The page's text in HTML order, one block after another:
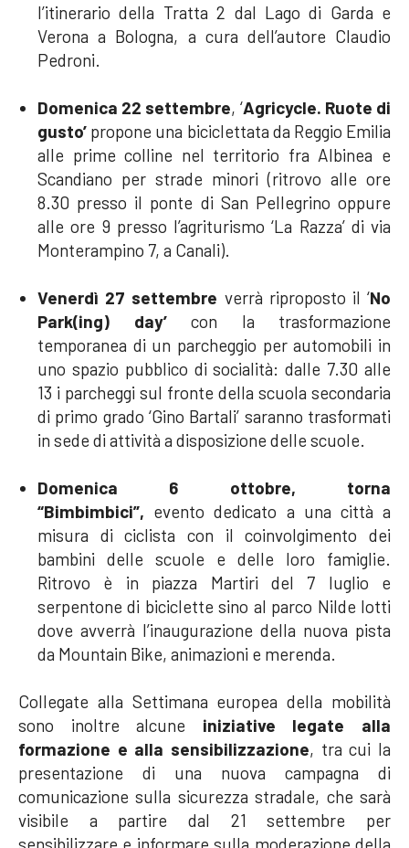
l’itinerario della Tratta 2 dal Lago di Garda e
Verona a Bologna, a cura dell’autore Claudio
Pedroni.
Domenica 22 settembre, ‘Agricycle. Ruote di
gusto’ propone una biciclettata da Reggio Emilia
alle prime colline nel territorio fra Albinea e
Scandiano per strade minori (ritrovo alle ore
8.30 presso il ponte di San Pellegrino oppure
alle ore 9 presso l’agriturismo ‘La Razza’ di via
Monterampino 7, a Canali).
Venerdì 27 settembre verrà riproposto il ‘No
Park(ing) day’ con la trasformazione
temporanea di un parcheggio per automobili in
uno spazio pubblico di socialità: dalle 7.30 alle
13 i parcheggi sul fronte della scuola secondaria
di primo grado ‘Gino Bartali’ saranno trasformati
in sede di attività a disposizione delle scuole.
Domenica 6 ottobre, torna
“Bimbimbici”, evento dedicato a una città a
misura di ciclista con il coinvolgimento dei
bambini delle scuole e delle loro famiglie.
Ritrovo è in piazza Martiri del 7 luglio e
serpentone di biciclette sino al parco Nilde Iotti
dove avverrà l’inaugurazione della nuova pista
da Mountain Bike, animazioni e merenda.
Collegate alla Settimana europea della mobilità
sono inoltre alcune iniziative legate alla
formazione e alla sensibilizzazione, tra cui la
presentazione di una nuova campagna di
comunicazione sulla sicurezza stradale, che sarà
visibile a partire dal 21 settembre per
sensibilizzare e informaresulla moderazione della